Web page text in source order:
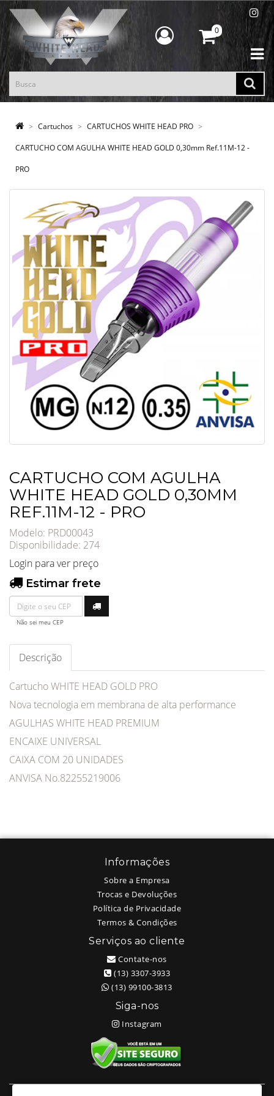
0
Cartuchos CARTUCHOS WHITE HEAD PRO
CARTUCHO COM AGULHA WHITE HEAD GOLD 0,30mm Ref.11M-12 -
PRO
CARTUCHO COM AGULHA
WHITE HEAD GOLD 0,30MM
REF.11M-12 - PRO
Modelo: PRD00043
Disponibilidade: 274
Login para ver preço
Estimar frete
Não sei meu CEP
Descrição
Cartucho WHITE HEAD GOLD PRO
Nova tecnologia em membrana de alta performance
AGULHAS WHITE HEAD PREMIUM
ENCAIXE UNIVERSAL
CAIXA COM 20 UNIDADES
ANVISA No.82255219006
Informações
Sobre a Empresa
Trocas e Devoluções
Política de Privacidade
Termos & Condições
Serviços ao cliente
Contate-nos
(13) 3307-3933
(13) 99100-3813
Siga-nos
Instagram